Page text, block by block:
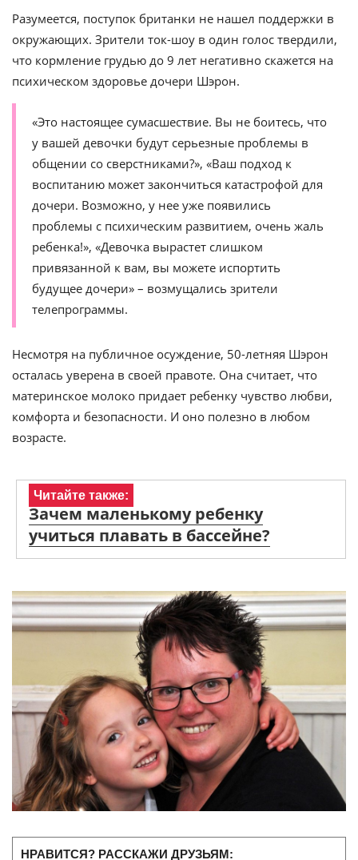
Разумеется, поступок британки не нашел поддержки в
окружающих. Зрители ток-шоу в один голос твердили,
что кормление грудью до 9 лет негативно скажется на
психическом здоровье дочери Шэрон.
«Это настоящее сумасшествие. Вы не боитесь, что
у вашей девочки будут серьезные проблемы в
общении со сверстниками?», «Ваш подход к
воспитанию может закончиться катастрофой для
дочери. Возможно, у нее уже появились
проблемы с психическим развитием, очень жаль
ребенка!», «Девочка вырастет слишком
привязанной к вам, вы можете испортить
будущее дочери» – возмущались зрители
телепрограммы.
Несмотря на публичное осуждение, 50-летняя Шэрон
осталась уверена в своей правоте. Она считает, что
материнское молоко придает ребенку чувство любви,
комфорта и безопасности. И оно полезно в любом
возрасте.
Читайте также:
Зачем маленькому ребенку
учиться плавать в бассейне?
НРАВИТСЯ? РАССКАЖИ ДРУЗЬЯМ: